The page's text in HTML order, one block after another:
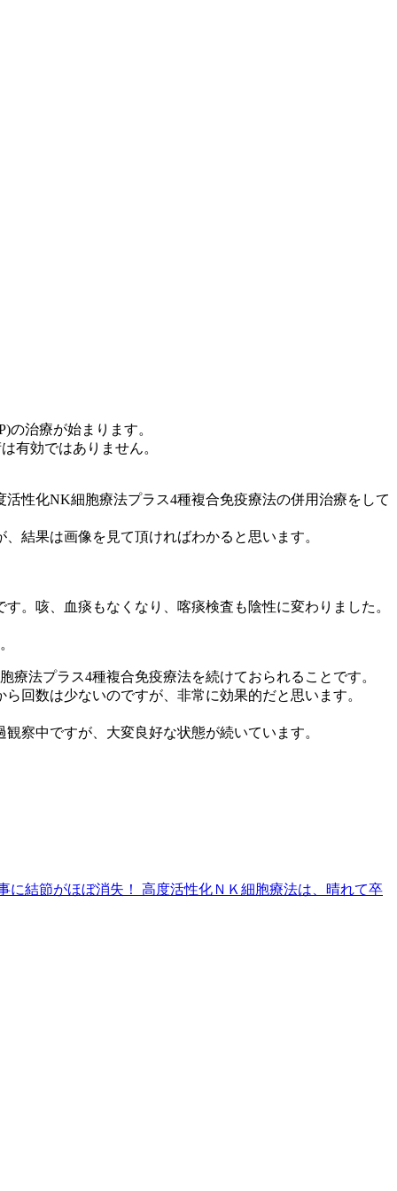
治療が始まります。
有効ではありません。
性化NK細胞療法プラス4種複合免疫療法の併用治療をして
結果は画像を見て頂ければわかると思います。
。咳、血痰もなくなり、喀痰検査も陰性に変わりました。
法プラス4種複合免疫療法を続けておられることです。
回数は少ないのですが、非常に効果的だと思います。
察中ですが、大変良好な状態が続いています。
結節がほぼ消失！ 高度活性化ＮＫ細胞療法は、晴れて卒